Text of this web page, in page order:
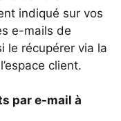
indiqué sur vos
e-mails de
le récupérer via la
client.
par e-mail à